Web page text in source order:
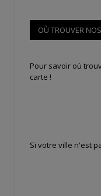
OÙ TROUVER
Pour savoir où
carte !
Si votre ville n'est